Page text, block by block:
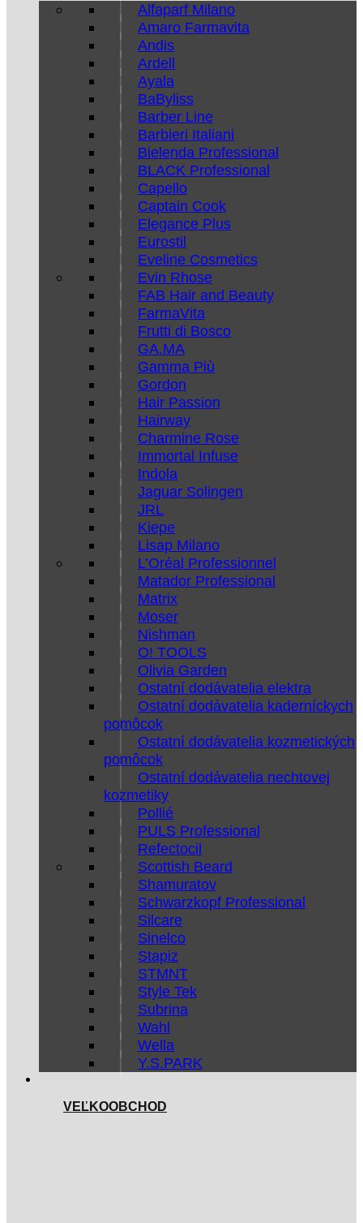
Alfaparf Milano
Amaro Farmavita
Andis
Ardell
Ayala
BaByliss
Barber Line
Barbieri Italiani
Bielenda Professional
BLACK Professional
Capello
Captain Cook
Elegance Plus
Eurostil
Eveline Cosmetics
Evin Rhose
FAB Hair and Beauty
FarmaVita
Frutti di Bosco
GA.MA
Gamma Più
Gordon
Hair Passion
Hairway
Charmine Rose
Immortal Infuse
Indola
Jaguar Solingen
JRL
Kiepe
Lisap Milano
L’Oréal Professionnel
Matador Professional
Matrix
Moser
Nishman
O! TOOLS
Olivia Garden
Ostatní dodávatelia elektra
Ostatní dodávatelia kaderníckych
pomôcok
Ostatní dodávatelia kozmetických
pomôcok
Ostatní dodávatelia nechtovej
kozmetiky
Pollié
PULS Professional
Refectocil
Scottish Beard
Shamuratov
Schwarzkopf Professional
Silcare
Sinelco
Stapiz
STMNT
Style Tek
Subrina
Wahl
Wella
Y.S.PARK
VEĽKOOBCHOD